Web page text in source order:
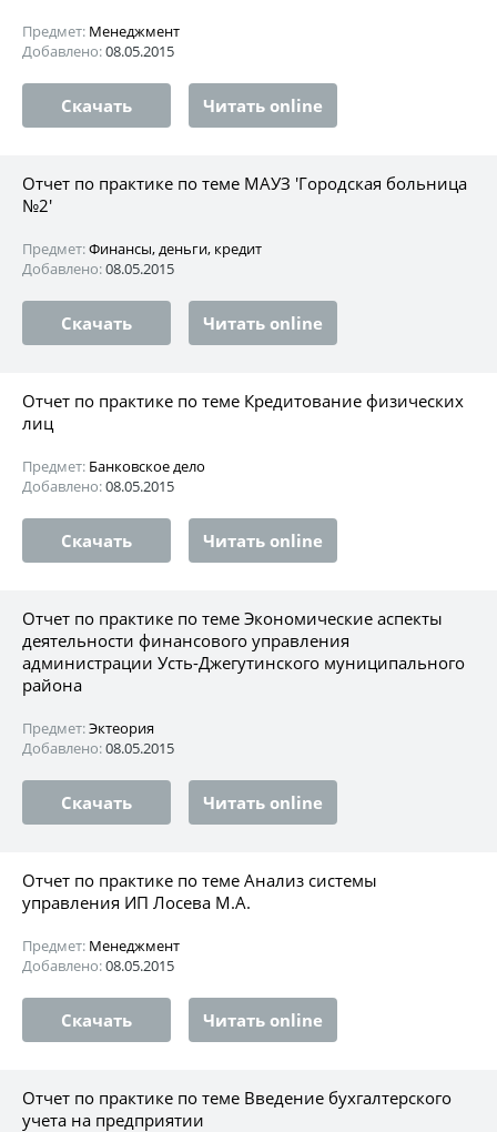
Предмет: Менеджмент
Добавлено:08.05.2015
Скачать Читать online
Отчет по практике по теме МАУЗ 'Городская больница
№2'
Предмет:Финансы, деньги, кредит
Добавлено:08.05.2015
Скачать Читать online
Отчет по практике по теме Кредитование физических
лиц
Предмет: Банковское дело
Добавлено:08.05.2015
Скачать Читать online
Отчет по практике по теме Экономические аспекты
деятельности финансового управления
администрации Усть-Джегутинского муниципального
района
Предмет:Эктеория
Добавлено:08.05.2015
Скачать Читать online
Отчет по практике по теме Анализ системы
управления ИП Лосева М.А.
Предмет: Менеджмент
Добавлено:08.05.2015
Скачать Читать online
Отчет по практике по теме Введение бухгалтерского
учета на предприятии